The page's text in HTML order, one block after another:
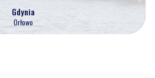
Gdynia
Orłowo